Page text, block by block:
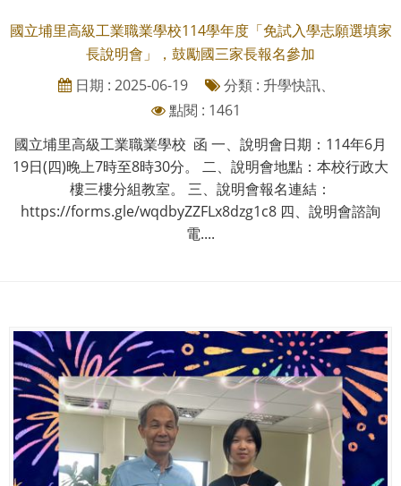
國立埔里高級工業職業學校114學年度「免試入學志願選填家
長說明會」，鼓勵國三家長報名參加
日期 : 2025-06-19
分類 : 升學快訊、
點閱 : 1461
國立埔里高級工業職業學校 函 一、說明會日期：114年6月
19日(四)晚上7時至8時30分。 二、說明會地點：本校行政大
樓三樓分組教室。 三、說明會報名連結：
https://forms.gle/wqdbyZZFLx8dzg1c8 四、說明會諮詢
電....